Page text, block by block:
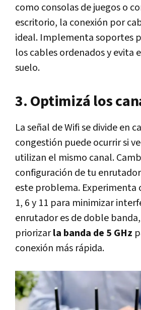
como consolas de juegos o
escritorio, la conexión por
ideal. Implementa soportes
los cables ordenados y evita
suelo.
3. Optimizá los
La señal de Wifi se divide en
congestión puede ocurrir si
utilizan el mismo canal.
configuración de tu
este problema. Experimenta
1, 6 y 11 para minimizar
enrutador es de doble
priorizarla banda de 5 GHz
conexión más rápida.